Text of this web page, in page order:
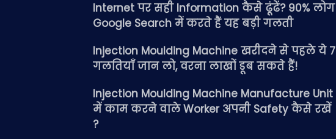
Internet पर सही Information कैसे ढूंढें? 90% लोग
Google Search में करते हैं यह बड़ी गलती
Injection Moulding Machine खरीदने से पहले ये 7
गलतियाँ जान लो, वरना लाखों डूब सकते हैं!
Injection Moulding Machine Manufacture Unit
में काम करने वाले Worker अपनी Safety कैसे रखें
?